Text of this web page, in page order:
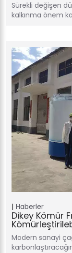
Sürekli değişen
kalkınma önem
Haberler
Dikey Kömür
Modern sanayi